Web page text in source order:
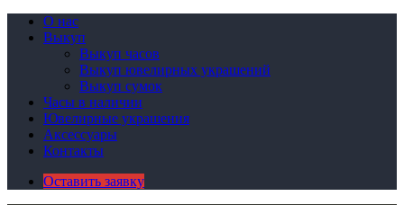
О нас
Выкуп
Выкуп часов
Выкуп ювелирных украшений
Выкуп сумок
Часы в наличии
Ювелирные украшения
Аксессуары
Контакты
Оставить заявку